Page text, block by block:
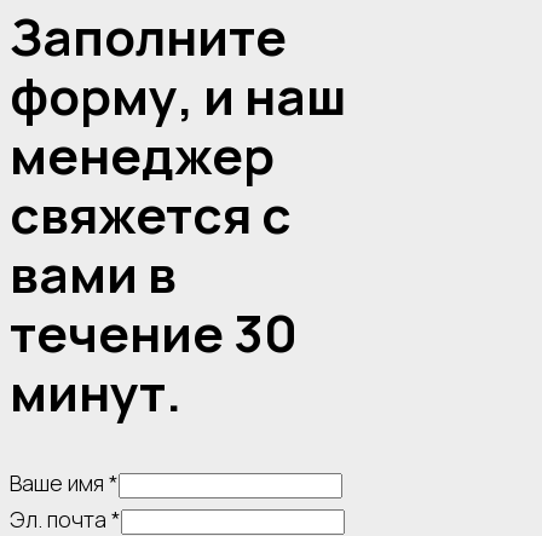
Заполните
форму, и наш
менеджер
свяжется с
вами в
течение 30
минут.
Ваше имя *
Эл. почта *